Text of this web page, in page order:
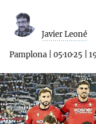
Javier Leoné
Pamplona 05·10·25